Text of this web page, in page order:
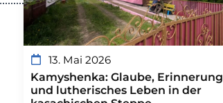
13. Mai 2026
Kamyshenka: Glaube, Erinnerung
und lutherisches Leben in der